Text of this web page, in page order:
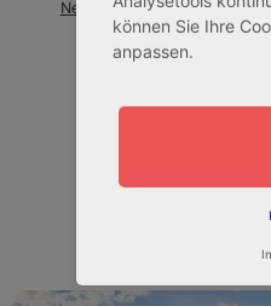
Neubau-
können Sie Ihre
anpassen.